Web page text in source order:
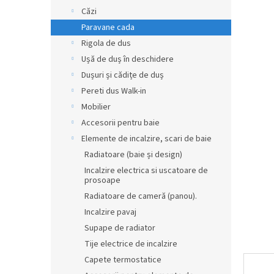
l
Căzi
Paravane cada
Rigola de dus
Ușă de duș în deschidere
Dușuri și cădițe de duș
Pereti dus Walk-in
Mobilier
Accesorii pentru baie
Elemente de incalzire, scari de baie
Radiatoare (baie și design)
Incalzire electrica si uscatoare de
prosoape
Radiatoare de cameră (panou).
Incalzire pavaj
Supape de radiator
Tije electrice de incalzire
Capete termostatice